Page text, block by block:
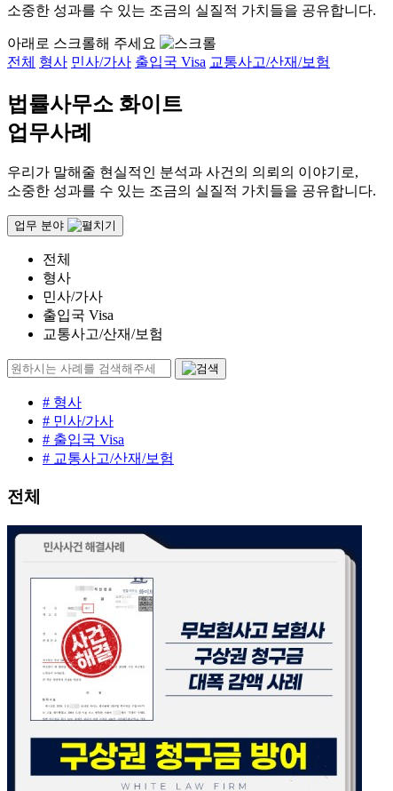
소중한 성과를 수 있는 조금의 실질적 가치들을 공유합니다.
아래로 스크롤해 주세요
전체 형사 민사/가사 출입국 Visa 교통사고/산재/보험
법률사무소 화이트
업무사례
우리가 말해줄 현실적인 분석과 사건의 의뢰의 이야기로,
소중한 성과를 수 있는 조금의 실질적 가치들을 공유합니다.
업무 분야
전체
형사
민사/가사
출입국 Visa
교통사고/산재/보험
# 형사
# 민사/가사
# 출입국 Visa
# 교통사고/산재/보험
전체